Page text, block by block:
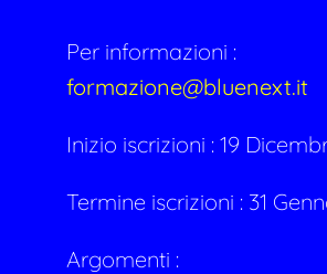
Per informazioni :
formazione@bluenext.it
Inizio iscrizioni : 19
Termine iscrizioni : 31
Argomenti :